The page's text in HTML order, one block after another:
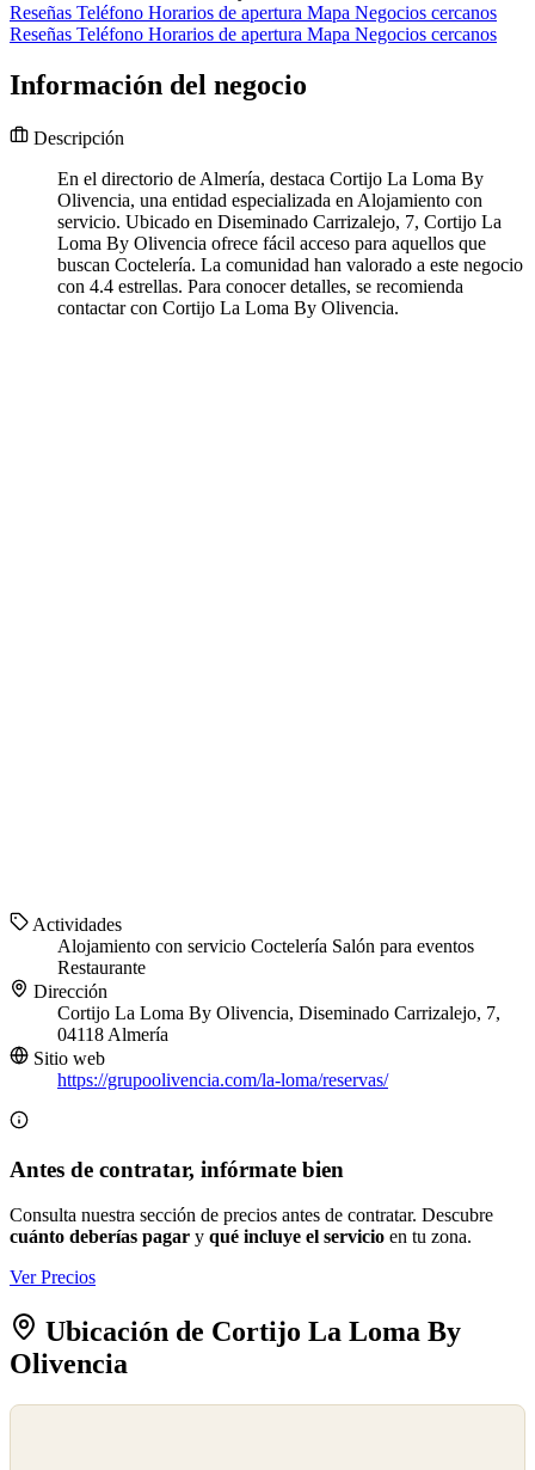
Reseñas Teléfono Horarios de apertura Mapa Negocios cercanos
Reseñas Teléfono Horarios de apertura Mapa Negocios cercanos
Información del negocio
Descripción
En el directorio de Almería, destaca Cortijo La Loma By
Olivencia, una entidad especializada en Alojamiento con
servicio. Ubicado en Diseminado Carrizalejo, 7, Cortijo La
Loma By Olivencia ofrece fácil acceso para aquellos que
buscan Coctelería. La comunidad han valorado a este negocio
con 4.4 estrellas. Para conocer detalles, se recomienda
contactar con Cortijo La Loma By Olivencia.
Actividades
Alojamiento con servicio Coctelería Salón para eventos
Restaurante
Dirección
Cortijo La Loma By Olivencia, Diseminado Carrizalejo, 7,
04118 Almería
Sitio web
https://grupoolivencia.com/la-loma/reservas/
Antes de contratar, infórmate bien
Consulta nuestra sección de precios antes de contratar. Descubre
cuánto deberías pagar y qué incluye el servicio en tu zona.
Ver Precios
Ubicación de Cortijo La Loma By
Olivencia